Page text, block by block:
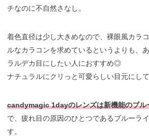
チなのに不自然さなし。
着色直径は少し大きめなので、裸眼風カラ
ルなカラコンを求めているというよりも、
ラルデカ目にしたい人におすすめ◎
ナチュラルにクリっと可愛らしい目元にして
candymagic 1dayのレンズは新機能のブル
で、疲れ目の原因のひとつであるブルーラ
す。